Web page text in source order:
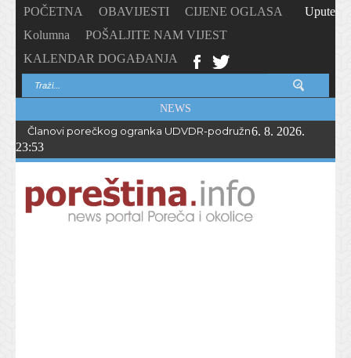
POČETNA OBAVIJESTI
CIJENE OGLASA
Kolumna
POŠALJITE NAM VIJEST
KALENDAR DOGAĐANJA
Upute
NEWS
Članovi porečkog ogranka UDVDR-podružnice Istarske
6. 8. 2026.
23:53